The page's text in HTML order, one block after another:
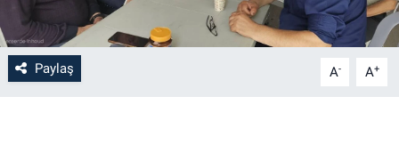
Paylaş A- A+
3.Sayfa
Medya